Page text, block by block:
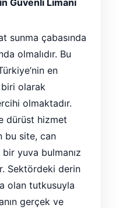
Güvenli Limanı
sunma çabasında
olmalıdır. Bu
en
olarak
olmaktadır.
dürüst hizmet
bu site, can
bir yuva bulmanız
Sektördeki derin
olan tutkusuyla
gerçek ve